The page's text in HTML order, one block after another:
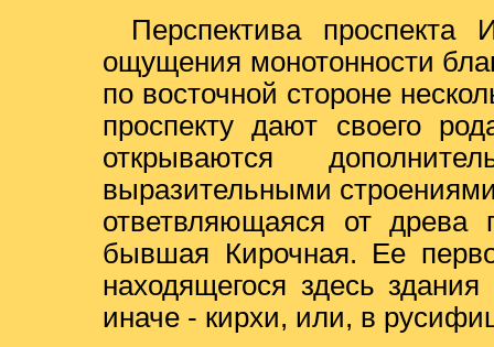
Перспектива
ощущения монотонности
по восточной стороне
проспекту дают своего
открываются
выразительными
ответвляющаяся от древа
бывшая Кирочная. Ее
находящегося здесь здания
иначе - кирхи, или, в